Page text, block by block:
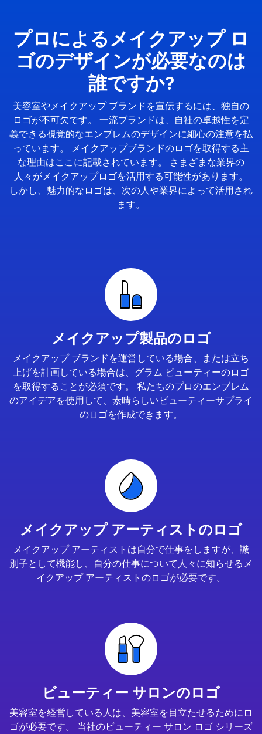
プロによるメイクアップ ロ
ゴのデザインが必要なのは
誰ですか?
美容室やメイクアップ ブランドを宣伝するには、独自の
ロゴが不可欠です。 一流ブランドは、自社の卓越性を定
義できる視覚的なエンブレムのデザインに細心の注意を払
っています。 メイクアップブランドのロゴを取得する主
な理由はここに記載されています。 さまざまな業界の
人々がメイクアップロゴを活用する可能性があります。
しかし、魅力的なロゴは、次の人や業界によって活用され
ます。
メイクアップ製品のロゴ
メイクアップ ブランドを運営している場合、または立ち
上げを計画している場合は、グラム ビューティーのロゴ
を取得することが必須です。 私たちのプロのエンブレム
のアイデアを使用して、素晴らしいビューティーサプライ
のロゴを作成できます。
メイクアップ アーティストのロゴ
メイクアップ アーティストは自分で仕事をしますが、識
別子として機能し、自分の仕事について人々に知らせるメ
イクアップ アーティストのロゴが必要です。
ビューティー サロンのロゴ
美容室を経営している人は、美容室を目立たせるためにロ
ゴが必要です。 当社のビューティー サロン ロゴ シリーズ